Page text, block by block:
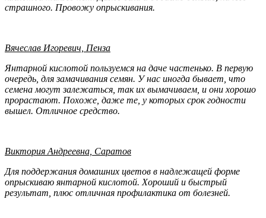
страшного. Провожу опрыскивания.
Вячеслав Игоревич, Пенза
Янтарной кислотой пользуемся на даче частенько. В первую
очередь, для замачивания семян. У нас иногда бывает, что
семена могут залежаться, так их вымачиваем, и они хорошо
прорастают. Похоже, даже те, у которых срок годности
вышел. Отличное средство.
Виктория Андреевна, Саратов
Для поддержания домашних цветов в надлежащей форме
опрыскиваю янтарной кислотой. Хороший и быстрый
результат, плюс отличная профилактика от болезней.